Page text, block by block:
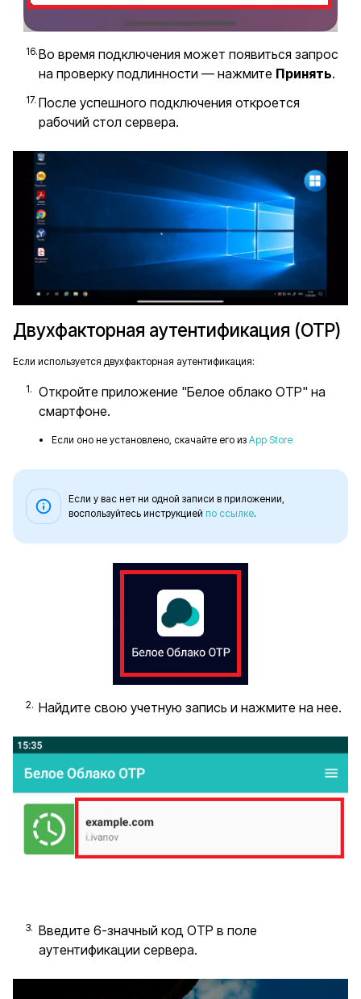
Во время подключения может появиться запрос
на проверку подлинности — нажмите Принять.
После успешного подключения откроется
рабочий стол сервера.
Двухфакторная аутентификация (OTP)
Если используется двухфакторная аутентификация:
Откройте приложение "Белое облако OTP" на
смартфоне.
Если оно не установлено, скачайте его из App Store
Если у вас нет ни одной записи в приложении,
воспользуйтесь инструкцией по ссылке.
Найдите свою учетную запись и нажмите на нее.
Введите 6-значный код OTP в поле
аутентификации сервера.